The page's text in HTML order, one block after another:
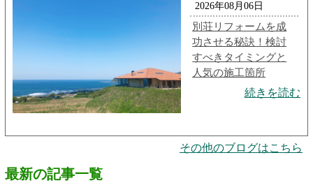
2026年08月06日
別荘リフォームを成
功させる秘訣！検討
すべきタイミングと
人気の施工箇所
続きを読む
その他のブログはこちら
最新の記事一覧